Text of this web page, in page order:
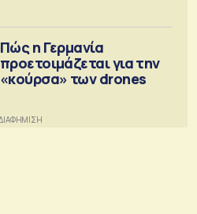
Πώς η Γερμανία
προετοιμάζεται για την
«κούρσα» των drones